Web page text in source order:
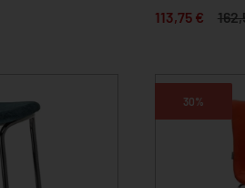
113,75 €
30%